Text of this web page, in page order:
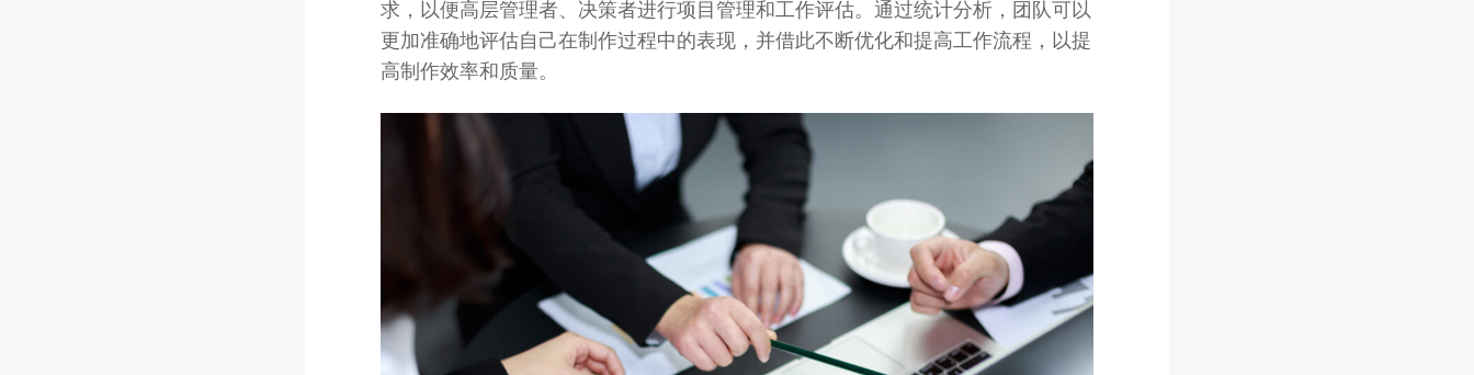
求，以便高层管理者、决策者进行项目管理和工作评估。通过统计分析，团队可以
更加准确地评估自己在制作过程中的表现，并借此不断优化和提高工作流程，以提
高制作效率和质量。